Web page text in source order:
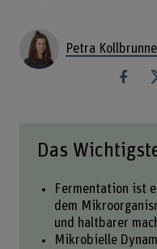
Petra
Das
Fermentation ist
dem
und haltbarer
Mikrobielle